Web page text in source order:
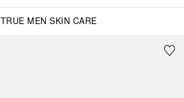
TRUE MEN SKIN CARE